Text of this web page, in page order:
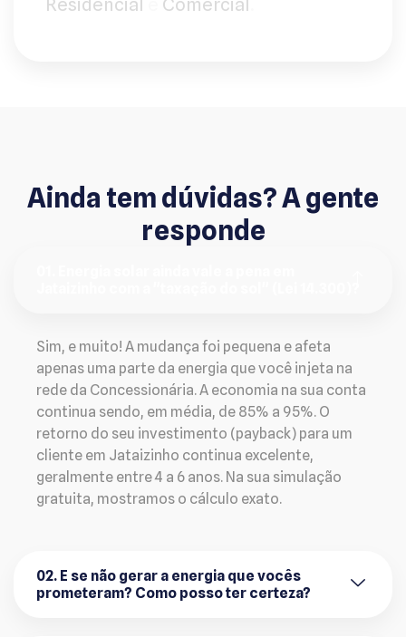
Residencial Comercial
Ainda tem dúvidas? A gente
responde
Sim, e muito! A mudança foi pequena e afeta
apenas uma parte da energia que você injeta na
rede da Concessionária. A economia na sua conta
continua sendo, em média, de 85% a 95%. O
retorno do seu investimento (payback) para um
cliente em Jataizinho continua excelente,
geralmente entre 4 a 6 anos. Na sua simulação
gratuita, mostramos o cálculo exato.
02. E se não gerar a energia que vocês
prometeram? Como posso ter certeza?